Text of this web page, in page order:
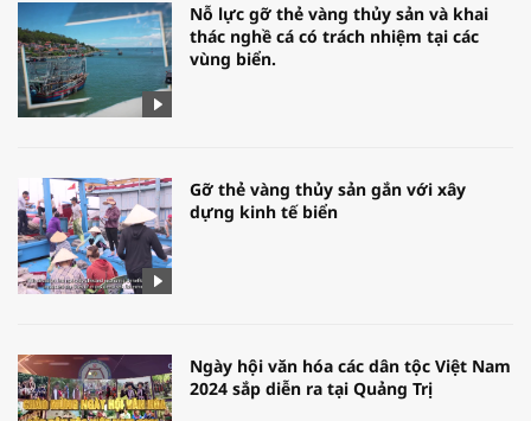
Nỗ lực gỡ thẻ vàng thủy sản và khai
thác nghề cá có trách nhiệm tại các
vùng biển.
Gỡ thẻ vàng thủy sản gắn với xây
dựng kinh tế biển
Ngày hội văn hóa các dân tộc Việt Nam
2024 sắp diễn ra tại Quảng Trị